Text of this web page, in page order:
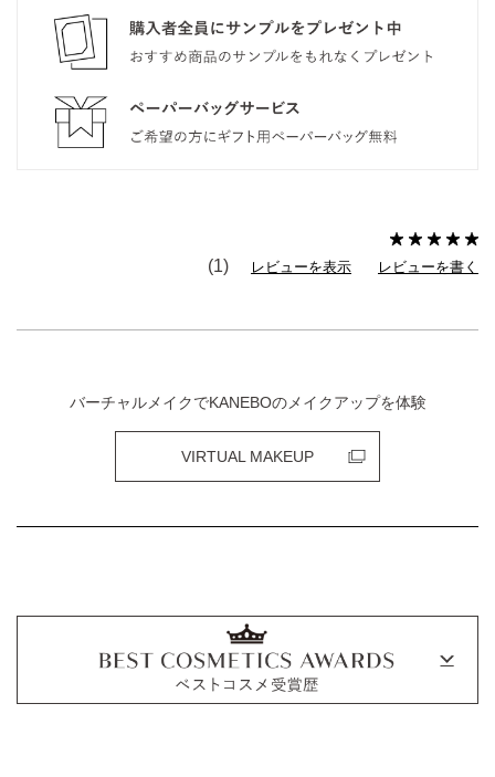
(1) レビューを表示 レビューを書く
バーチャルメイクでKANEBOのメイクアップを体験
VIRTUAL MAKEUP